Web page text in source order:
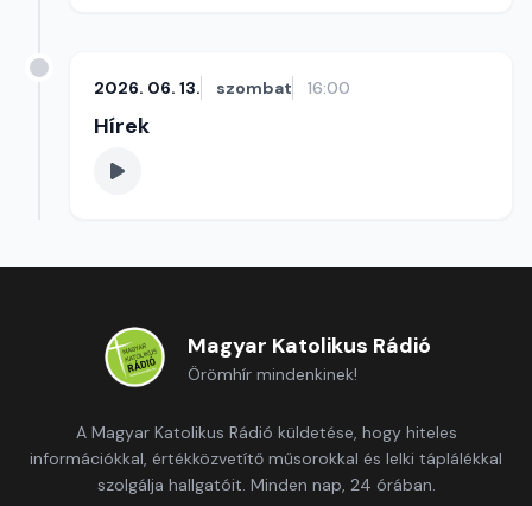
2026. 06. 13. szombat 16:00
Hírek
Magyar Katolikus Rádió
Örömhír mindenkinek!
A Magyar Katolikus Rádió küldetése, hogy hiteles
információkkal, értékközvetítő műsorokkal és lelki táplálékkal
szolgálja hallgatóit. Minden nap, 24 órában.